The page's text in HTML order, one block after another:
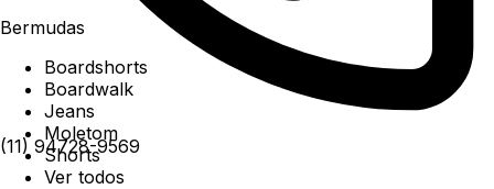
(11) 94728-9569
Bermudas
Boardshorts
Boardwalk
Jeans
Moletom
Shorts
Ver todos